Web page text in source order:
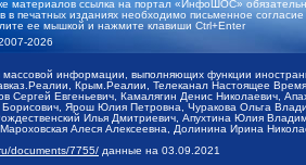
материалов ссылка на портал «ИнфоШОС»
в печатных изданиях необходимо письменное
ее мышкой и нажмите клавиши Ctrl+Enter
2026
массовой информации, выполняющих функции
Крым.Реалии, Телеканал Настоящее
Сергей Евгеньевич, Камалягин Денис Николаевич,
Ярош Юлия Петровна, Чуракова Ольга
Илья Дмитриевич, Апухтина Юлия
Алеся Алексеевна, Долинина Ирина
documents/7755/ данные на 03.09.2021